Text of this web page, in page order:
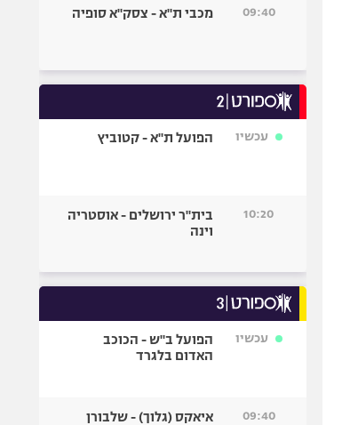
09:40 מכבי ת"א - צסק"א סופיה
עכשיו הפועל ת"א - קטוביץ
10:20
בית"ר ירושלים - אוסטריה
וינה
עכשיו
הפועל ב"ש - הכוכב
האדום בלגרד
09:40 איאקס (גלוך) - שלבורן